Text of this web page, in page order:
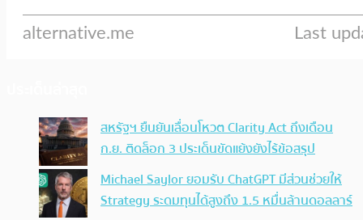
สหรัฐฯ ยืนยันเลื่อนโหวต Clarity Act ถึงเดือน
ก.ย. ติดล็อก 3 ประเด็นขัดแย้งยังไร้ข้อสรุป
Michael Saylor ยอมรับ ChatGPT มีส่วนช่วยให้
Strategy ระดมทุนได้สูงถึง 1.5 หมื่นล้านดอลลาร์